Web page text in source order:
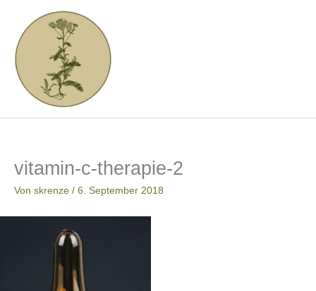
springen
vitamin-c-therapie-2
Von skrenze / 6. September 2018